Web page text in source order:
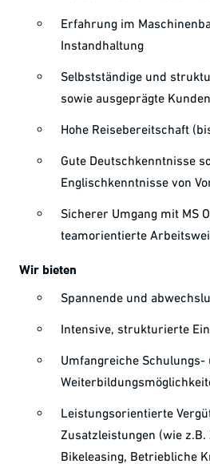
Erfahrung im
Instandhaltung
Selbstständige und
sowie ausgeprägte
Hohe Reisebereitschaft
Gute Deutschkenntnisse
Englischkenntnisse von
Sicherer Umgang mit MS
teamorientierte
Wir bieten
Spannende und
Intensive, strukturierte
Umfangreiche Schulungs-
Leistungsorientierte
Zusatzleistungen (wie
Bikeleasing, Betriebliche